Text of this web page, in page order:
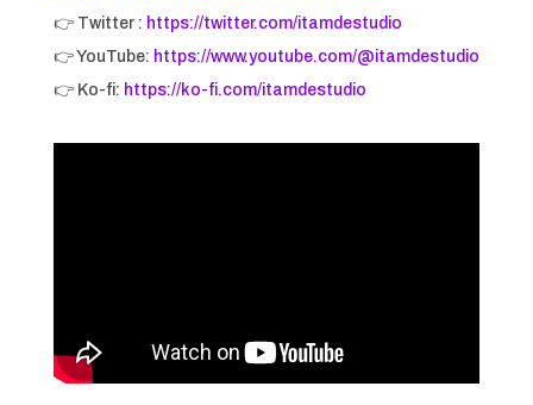
👉 Twitter : https://twitter.com/itamdestudio
👉 YouTube: https://www.youtube.com/@itamdestudio
👉 Ko-fi: https://ko-fi.com/itamdestudio